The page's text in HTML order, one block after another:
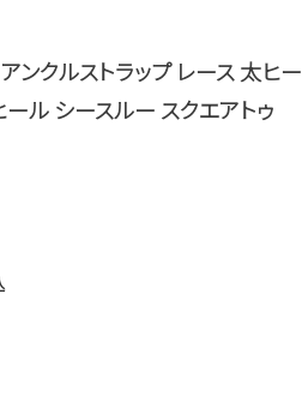
ンクルストラップ レース 太ヒー
ル シースルー スクエアトゥ